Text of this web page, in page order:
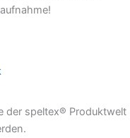
der speltex® Produktwelt